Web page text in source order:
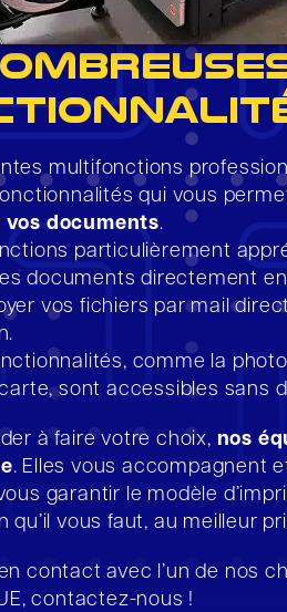
multifonctions
qui vous
vos documents.
particulièrement
documents directement
vos fichiers par mail
comme la
sont accessibles sans
à faire votre choix, nos
. Elles vous accompagnent
garantir le modèle
qu’il vous faut, au meilleur
contact avec l’un de nos
contactez-nous !